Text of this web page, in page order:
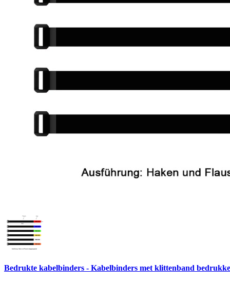
Bedrukte kabelbinders - Kabelbinders met klittenband